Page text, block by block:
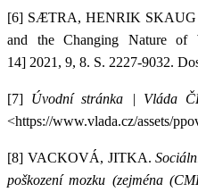
[6] SÆTRA, HENRIK
and the Changing Nature of
14] 2021, 9, 8. S. 2227-9032.
[7] Úvodní stránka | Vláda
<https://www.vlada.cz/assets/
[8] VACKOVÁ, JITKA.
poškození mozku (zejména